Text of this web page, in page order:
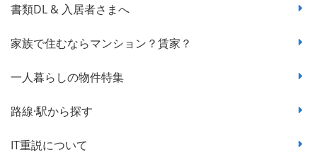
書類DL & 入居者さまへ
家族で住むならマンション？賃家？
一人暮らしの物件特集
路線·駅から探す
IT重説について